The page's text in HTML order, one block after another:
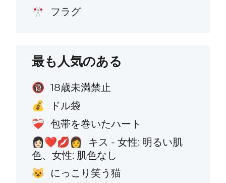
🎌 フラグ
最も人気のある
🔞 18歳未満禁止
💰 ドル袋
❤️‍🩹 包帯を巻いたハート
👩🏻‍❤️‍💋‍👩
キス - 女性: 明るい肌
色、女性: 肌色なし
😺 にっこり笑う猫